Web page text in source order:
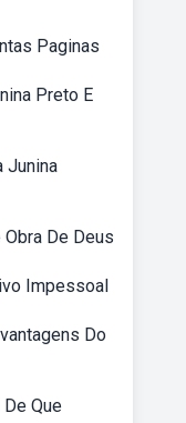
Paginas
Preto E
Junina
De Deus
Impessoal
Do
Que